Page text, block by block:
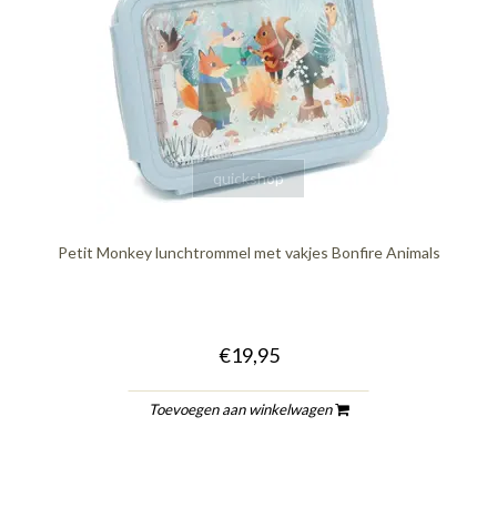
quickshop
Petit Monkey lunchtrommel met vakjes Bonfire Animals
€19,95
Toevoegen aan winkelwagen